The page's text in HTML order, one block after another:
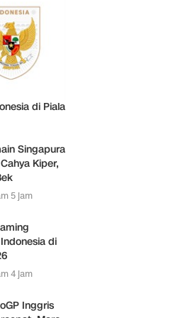
di Piala
Singapura
Kiper,
5 jam
di
4 jam
Inggris